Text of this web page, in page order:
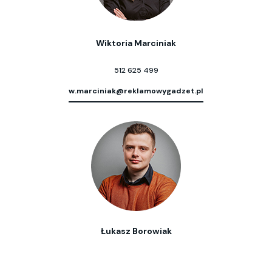
Wiktoria Marciniak
512 625 499
w.marciniak@reklamowygadzet.pl
Łukasz Borowiak